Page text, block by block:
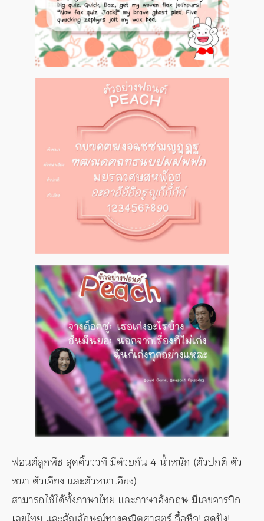
ฟอนต์ลูกพีช สุดคิ้วววทึ มีด้วยกัน 4 น้ำหนัก (ตัวปกติ ตัว
หนา ตัวเอียง และตัวหนาเอียง)
สามารถใช้ได้ทั้งภาษาไทย และภาษาอังกฤษ มีเลขอารบิก